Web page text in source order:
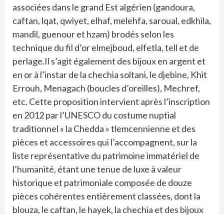
associées dans le grand Est algérien (gandoura,
caftan, lqat, qwiyet, elhaf, melehfa, saroual, edkhila,
mandil, guenour et hzam) brodés selon les
technique du fil d’or elmejboud, elfetla, tell et de
perlage.Il s’agit également des bijoux en argent et
en or à l’instar de la chechia soltani, le djebine, Khit
Errouh, Menagach (boucles d’oreilles), Mechref,
etc. Cette proposition intervient après l’inscription
en 2012 par l’UNESCO du costume nuptial
traditionnel « la Chedda » tlemcennienne et des
pièces et accessoires qui l’accompagnent, sur la
liste représentative du patrimoine immatériel de
l’humanité, étant une tenue de luxe à valeur
historique et patrimoniale composée de douze
pièces cohérentes entièrement classées, dont la
blouza, le caftan, le hayek, la chechia et des bijoux